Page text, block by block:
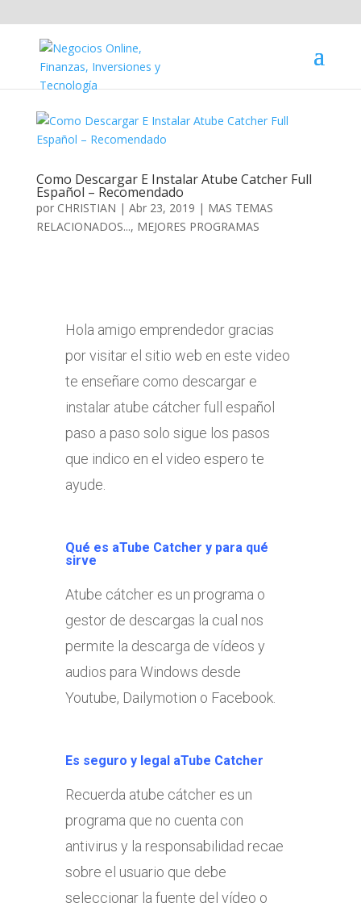
Como Descargar E Instalar Atube Catcher Full
Español – Recomendado
por CHRISTIAN | Abr 23, 2019 | MAS TEMAS
RELACIONADOS..., MEJORES PROGRAMAS
Hola amigo emprendedor gracias
por visitar el sitio web en este video
te enseñare como descargar e
instalar atube cátcher full español
paso a paso solo sigue los pasos
que indico en el video espero te
ayude.
Qué es aTube Catcher y para qué
sirve
Atube cátcher es un programa o
gestor de descargas la cual nos
permite la descarga de vídeos y
audios para Windows desde
Youtube, Dailymotion o Facebook.
Es seguro y legal aTube Catcher
Recuerda atube cátcher es un
programa que no cuenta con
antivirus y la responsabilidad recae
sobre el usuario que debe
seleccionar la fuente del vídeo o